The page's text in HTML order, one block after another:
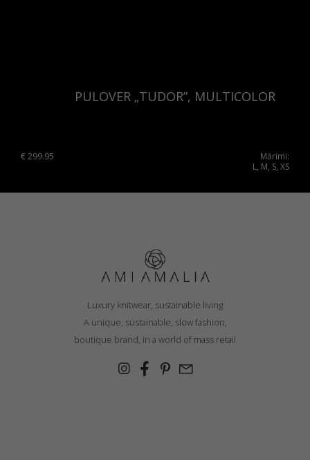
PULOVER „TUDOR”, MULTICOLOR
€299.95
Mărimi:
L, M, S, XS
Luxury knitwear, sustainable living
A unique, sustainable, slow fashion,
boutique brand, in a world of mass retail